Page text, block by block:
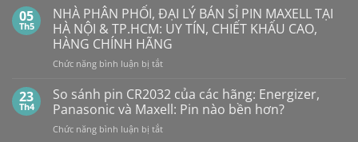
con
thỏ
giá
rẻ
ở
đâu
NGỜ?
PIN
MAXELL
CR2032S Cao
cấp
GP
LR44
Alkaline
GPA76F-
2C10
Vỉ
10
Viên
05
Th5
NHÀ PHÂN PHỐI, ĐẠI LÝ BÁN SỈ PIN MAXELL TẠI
HÀ NỘI & TP.HCM: UY TÍN, CHIẾT KHẤU CAO,
HÀNG CHÍNH HÃNG
Chức năng bình luận bị tắtở
PHÂN
PHỐI,
ĐẠI
LÝ
23
Th4
So sánh pin CR2032 của các hãng: Energizer,
Panasonic và Maxell: Pin nào bền hơn?
Chức năng bình luận bị tắtở